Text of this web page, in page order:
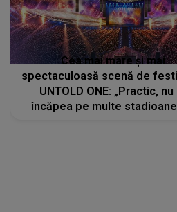
Cea mai mare și mai
spectaculoasă scenă de
UNTOLD ONE: „Practic, nu
încăpea pe multe